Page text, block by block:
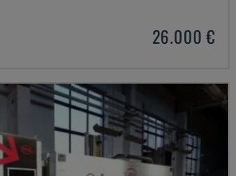
26.000 €